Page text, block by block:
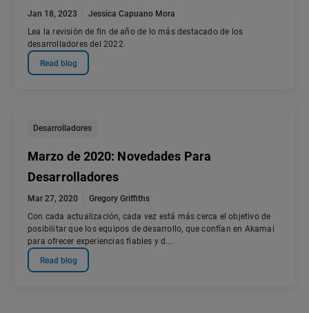
Jan 18, 2023
Jessica Capuano Mora
Lea la revisión de fin de año de lo más destacado de los
desarrolladores del 2022.
Read blog
Desarrolladores
Marzo de 2020: Novedades Para
Desarrolladores
Mar 27, 2020
Gregory Griffiths
Con cada actualización, cada vez está más cerca el objetivo de
posibilitar que los equipos de desarrollo, que confían en Akamai
para ofrecer experiencias fiables y d...
Read blog